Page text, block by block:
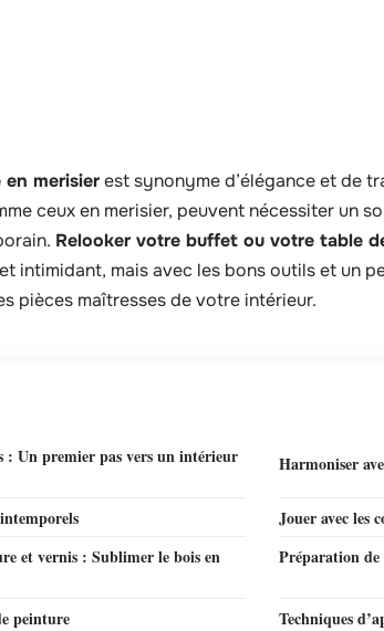
en merisierest synonyme d’élégance et de
ceux en merisier, peuvent nécessiter un
Relooker votre buffet ou votre table
intimidant, mais avec les bons outils et un
pièces maîtresses de votre intérieur.
: Un premier pas vers un intérieur
Harmoniser
Jouer avec les
et vernis : Sublimer le bois en
Préparation de
peinture
Techniques